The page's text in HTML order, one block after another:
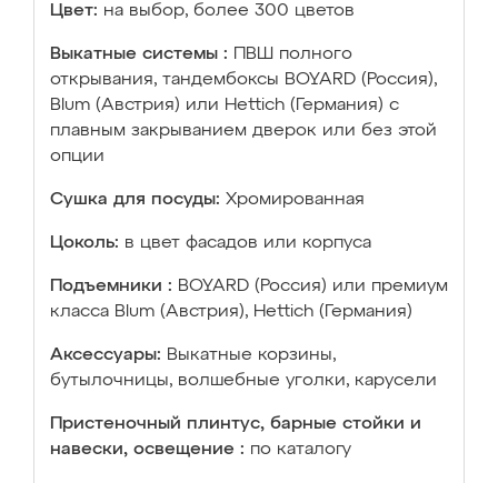
Цвет: на выбор, более 300 цветов
Выкатные системы :
ПВШ полного
открывания, тандембоксы BOYARD (Россия),
Blum (Австрия) или Hettich (Германия) с
плавным закрыванием дверок или без этой
опции
Сушка для посуды: Хромированная
Цоколь: в цвет фасадов или корпуса
Подъемники : BOYARD (Россия) или премиум
класса Blum (Австрия), Hettich (Германия)
Аксессуары: Выкатные корзины,
бутылочницы, волшебные уголки, карусели
Пристеночный плинтус, барные стойки и
навески, освещение : по каталогу